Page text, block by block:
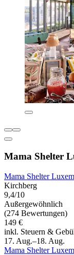
Mama Shelter
Mama Shelter
Kirchberg
9,4/10
Außergewöhnlich
(274 Bewertungen)
149 €
inkl. Steuern &
17. Aug.–18. Aug.
Mama Shelter